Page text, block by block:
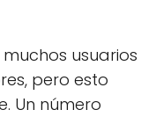
usuarios
pero esto
Un número